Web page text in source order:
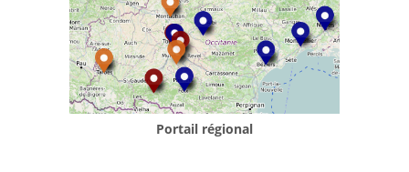
Portail régional